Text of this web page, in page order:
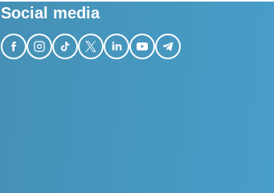
Social media